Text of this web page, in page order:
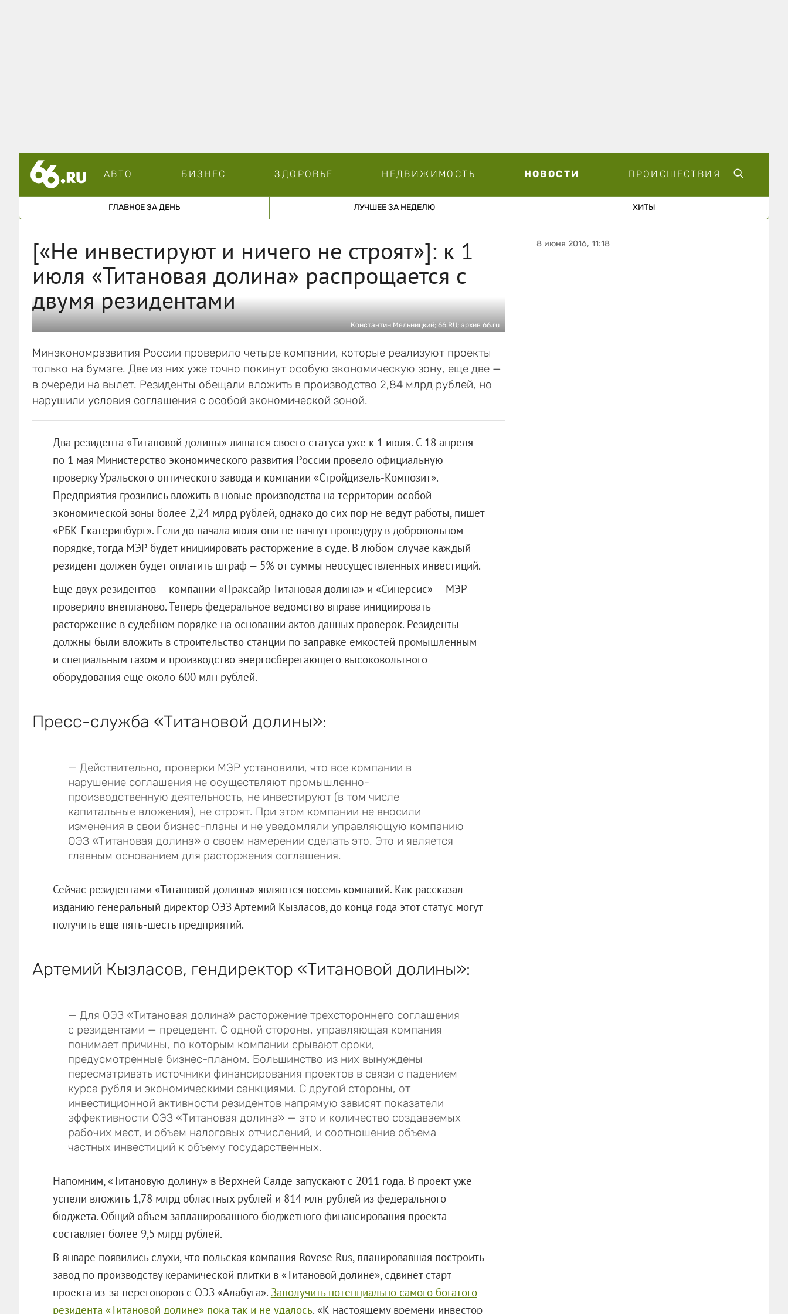
АВТО БИЗНЕС ЗДОРОВЬЕ НЕДВИЖИМОСТЬ НОВОСТИ ПРОИСШЕСТВИЯ
ГЛАВНОЕ ЗА ДЕНЬ ЛУЧШЕЕ ЗА НЕДЕЛЮ ХИТЫ
[«Не инвестируют и ничего не строят»]: к 1
июля «Титановая долина» распрощается с
двумя резидентами
Константин Мельницкий; 66.RU; архив 66.ru
Минэкономразвития России проверило четыре компании, которые реализуют проекты
только на бумаге. Две из них уже точно покинут особую экономическую зону, еще две —
в очереди на вылет. Резиденты обещали вложить в производство 2,84 млрд рублей, но
нарушили условия соглашения с особой экономической зоной.
Два резидента «Титановой долины» лишатся своего статуса уже к 1 июля. С 18 апреля
по 1 мая Министерство экономического развития России провело официальную
проверку Уральского оптического завода и компании «Стройдизель-Композит».
Предприятия грозились вложить в новые производства на территории особой
экономической зоны более 2,24 млрд рублей, однако до сих пор не ведут работы, пишет
«РБК-Екатеринбург». Если до начала июля они не начнут процедуру в добровольном
порядке, тогда МЭР будет инициировать расторжение в суде. В любом случае каждый
резидент должен будет оплатить штраф — 5% от суммы неосуществленных инвестиций.
Еще двух резидентов — компании «Праксайр Титановая долина» и «Синерсис» — МЭР
проверило внепланово. Теперь федеральное ведомство вправе инициировать
расторжение в судебном порядке на основании актов данных проверок. Резиденты
должны были вложить в строительство станции по заправке емкостей промышленным
и специальным газом и производство энергосберегающего высоковольтного
оборудования еще около 600 млн рублей.
Пресс-служба «Титановой долины»:
— Действительно, проверки МЭР установили, что все компании в
нарушение соглашения не осуществляют промышленно-
производственную деятельность, не инвестируют (в том числе
капитальные вложения), не строят. При этом компании не вносили
изменения в свои бизнес-планы и не уведомляли управляющую компанию
ОЭЗ «Титановая долина» о своем намерении сделать это. Это и является
главным основанием для расторжения соглашения.
Сейчас резидентами «Титановой долины» являются восемь компаний. Как рассказал
изданию генеральный директор ОЭЗ Артемий Кызласов, до конца года этот статус могут
получить еще пять-шесть предприятий.
Артемий Кызласов, гендиректор «Титановой долины»:
— Для ОЭЗ «Титановая долина» расторжение трехстороннего соглашения
с резидентами — прецедент. С одной стороны, управляющая компания
понимает причины, по которым компании срывают сроки,
предусмотренные бизнес-планом. Большинство из них вынуждены
пересматривать источники финансирования проектов в связи с падением
курса рубля и экономическими санкциями. С другой стороны, от
инвестиционной активности резидентов напрямую зависят показатели
эффективности ОЭЗ «Титановая долина» — это и количество создаваемых
рабочих мест, и объем налоговых отчислений, и соотношение объема
частных инвестиций к объему государственных.
Напомним, «Титановую долину» в Верхней Салде запускают с 2011 года. В проект уже
успели вложить 1,78 млрд областных рублей и 814 млн рублей из федерального
бюджета. Общий объем запланированного бюджетного финансирования проекта
составляет более 9,5 млрд рублей.
В январе появились слухи, что польская компания Rovese Rus, планировавшая построить
завод по производству керамической плитки в «Титановой долине», сдвинет старт
проекта из-за переговоров с ОЭЗ «Алабуга». Заполучить потенциально самого богатого
резидента «Титановой долине» пока так и не удалось. «К настоящему времени инвестор
8 июня 2016, 11:18